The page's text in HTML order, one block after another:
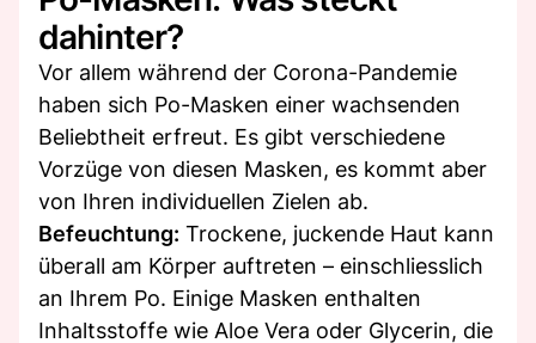
dahinter?
Vor allem während der Corona-Pandemie
haben sich Po-Masken einer wachsenden
Beliebtheit erfreut. Es gibt verschiedene
Vorzüge von diesen Masken, es kommt aber
von Ihren individuellen Zielen ab.
Befeuchtung: Trockene, juckende Haut kann
überall am Körper auftreten – einschliesslich
an Ihrem Po. Einige Masken enthalten
Inhaltsstoffe wie Aloe Vera oder Glycerin, die